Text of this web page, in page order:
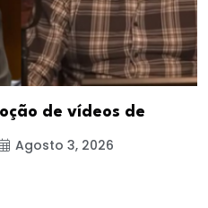
de vídeos de
Agosto 3, 2026